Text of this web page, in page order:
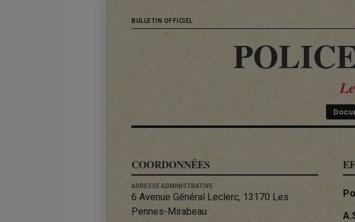
BULLETIN OFFICIEL
COORDONNÉES
ADRESSE ADMINISTRATIVE
6 Avenue Général Leclerc, 13170 Les
Pennes-Mirabeau